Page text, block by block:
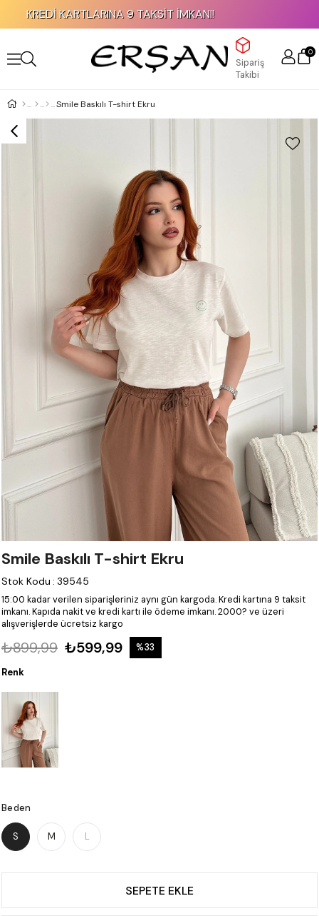
KREDİ KARTLARINA 9 TAKSİT İMKANI!
Sipariş
Takibi
0
Smile Baskılı T-shirt Ekru
Smile Baskılı T-shirt Ekru
Stok Kodu : 39545
15:00 kadar verilen siparişleriniz aynı gün kargoda.Kredi kartına 9 taksit
imkanı.Kapıda nakit ve kredi kartı ile ödeme imkanı.2000? ve üzeri
alışverişlerde ücretsiz kargo
₺899,99 ₺599,99 %33
Renk
Beden
S M L